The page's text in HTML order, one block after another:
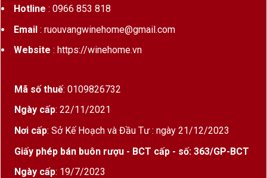
Hotline : 0966 853 818
Email: ruouvangwinehome@gmail.com
Website : https://winehome.vn
Mã số thuế: 0109826732
Ngày cấp: 22/11/2021
Nơi cấp: Sở Kế Hoạch và Đầu Tư : ngày 21/12/2023
Giấy phép bán buôn rượu - BCT cấp - số: 363/GP-BCT
Ngày cấp: 19/7/2023